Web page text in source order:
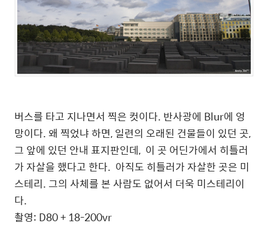
버스를 타고 지나면서 찍은 컷이다. 반사광에 Blur에 엉
망이다. 왜 찍었냐 하면, 일련의 오래된 건물들이 있던 곳,
그 앞에 있던 안내 표지판인데, 이 곳 어딘가에서 히틀러
가 자살을 했다고 한다. 아직도 히틀러가 자살한 곳은 미
스테리. 그의 사체를 본 사람도 없어서 더욱 미스테리이
다.
촬영: D80 + 18-200vr